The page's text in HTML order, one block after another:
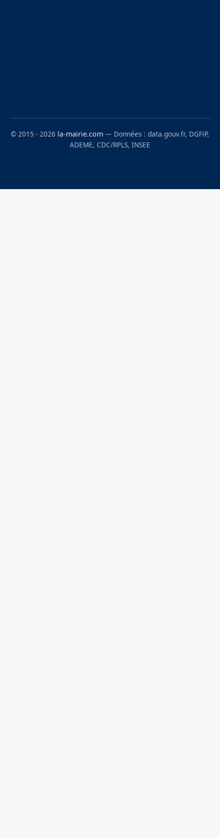
© 2015 - 2026 la-mairie.com — Données : data.gouv.fr, DGFiP,
ADEME, CDC/RPLS, INSEE